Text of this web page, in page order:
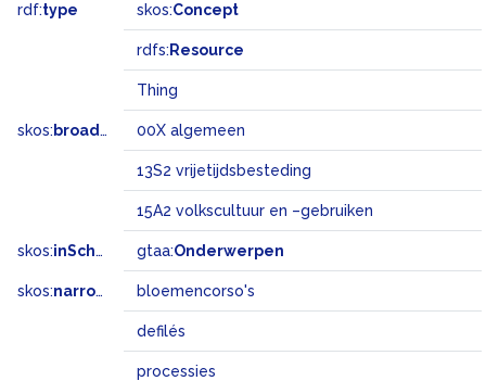
rdf:type skos:Concept
rdfs: Resource
Thing
skos: broadMatch 00X algemeen
13S2 vrijetijdsbesteding
15A2 volkscultuur en –gebruiken
skos:inScheme gtaa:Onderwerpen
skos:narrower bloemencorso's
defilés
processies